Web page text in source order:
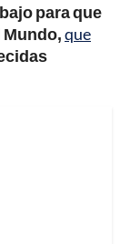
para que
Mundo,que